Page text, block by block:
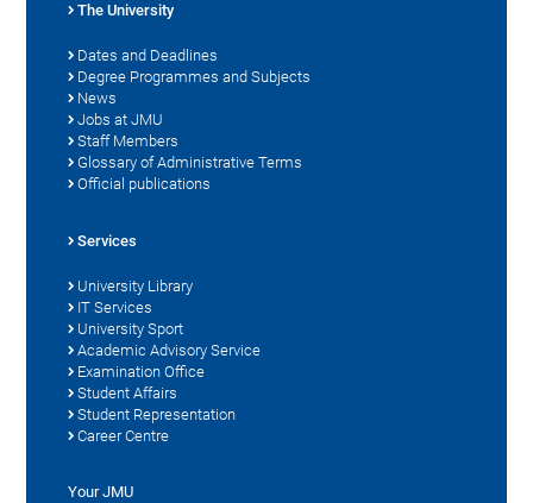
The University
Dates and Deadlines
Degree Programmes and Subjects
News
Jobs at JMU
Staff Members
Glossary of Administrative Terms
Official publications
Services
University Library
IT Services
University Sport
Academic Advisory Service
Examination Office
Student Affairs
Student Representation
Career Centre
Your JMU